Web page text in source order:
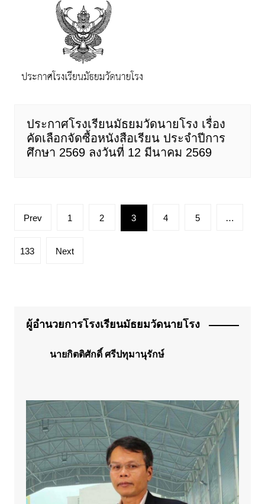
ประกาศโรงเรียนมัธยมวัดนายโรง เรื่อง
คัดเลือกจัดซื้อหนังสือเรียน ประจำปีการ
ศึกษา 2569 ลงวันที่ 12 มีนาคม 2569
Posts
Prev 1 2 3 4 5 …
133 Next
ผู้อำนวยการโรงเรียนมัธยมวัดนายโรง
นายกิตติศักดิ์ ศรีปทุมานุรักษ์